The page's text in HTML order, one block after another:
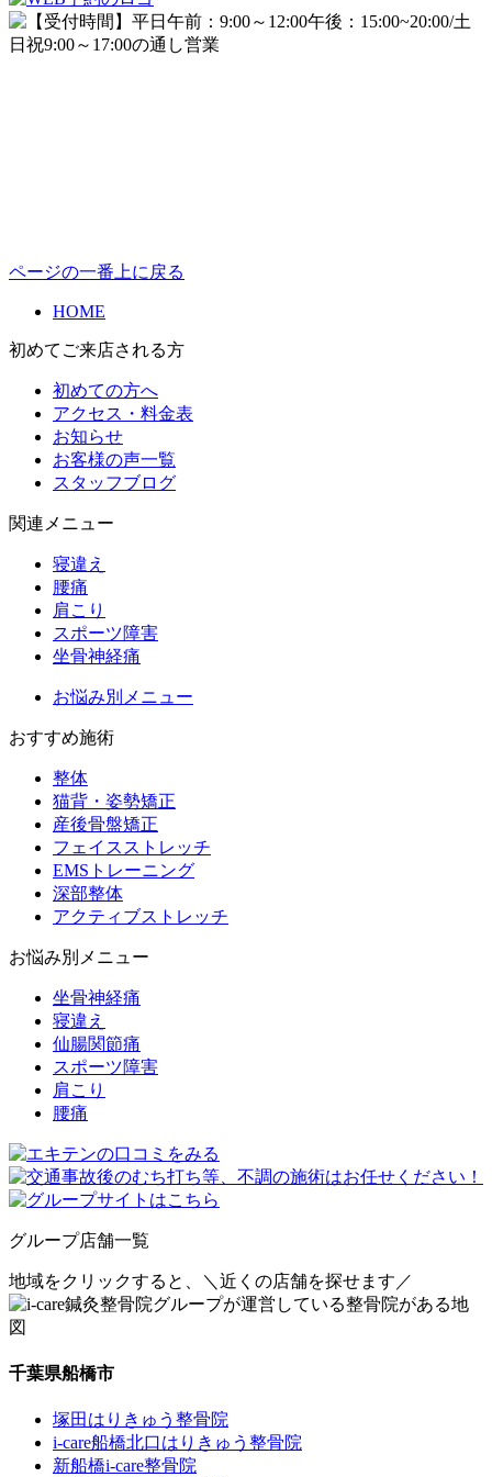
ページの一番上に戻る
HOME
初めてご来店される方
初めての方へ
アクセス・料金表
お知らせ
お客様の声一覧
スタッフブログ
関連メニュー
寝違え
腰痛
肩こり
スポーツ障害
坐骨神経痛
お悩み別メニュー
おすすめ施術
整体
猫背・姿勢矯正
産後骨盤矯正
フェイスストレッチ
EMSトレーニング
深部整体
アクティブストレッチ
お悩み別メニュー
坐骨神経痛
寝違え
仙腸関節痛
スポーツ障害
肩こり
腰痛
グループ店舗一覧
地域をクリックすると、 ＼近くの店舗を探せます／
千葉県船橋市
塚田はりきゅう整骨院
i-care船橋北口はりきゅう整骨院
新船橋i-care整骨院